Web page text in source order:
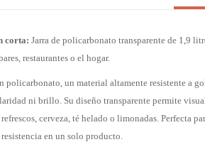
corta: Jarra de policarbonato transparente de 1,9
restaurantes o el hogar.
policarbonato, un material altamente resistente a
ni brillo. Su diseño transparente permite
cerveza, té helado o limonadas. Perfecta
en un solo producto.